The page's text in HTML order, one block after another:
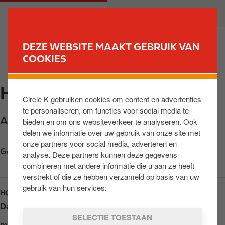
DEZE WEBSITE MAAKT GEBRUIK VAN
COOKIES
Circle K gebruiken cookies om content en advertenties
te personaliseren, om functies voor social media te
bieden en om ons websiteverkeer te analyseren. Ook
delen we informatie over uw gebruik van onze site met
onze partners voor social media, adverteren en
analyse. Deze partners kunnen deze gegevens
combineren met andere informatie die u aan ze heeft
verstrekt of die ze hebben verzameld op basis van uw
gebruik van hun services.
SELECTIE TOESTAAN
a
n
e
n
a
e
i
n
M
v
HAPS INZ DE LOKKANT
A73 Rijksweg 1,Haps,5443 PZ,NL
Get directions
HOURS
Dag